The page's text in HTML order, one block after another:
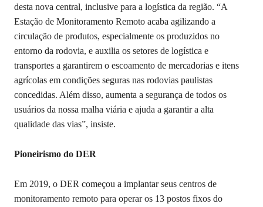
desta nova central, inclusive para a logística da região. “A
Estação de Monitoramento Remoto acaba agilizando a
circulação de produtos, especialmente os produzidos no
entorno da rodovia, e auxilia os setores de logística e
transportes a garantirem o escoamento de mercadorias e itens
agrícolas em condições seguras nas rodovias paulistas
concedidas. Além disso, aumenta a segurança de todos os
usuários da nossa malha viária e ajuda a garantir a alta
qualidade das vias”, insiste.
Pioneirismo do DER
Em 2019, o DER começou a implantar seus centros de
monitoramento remoto para operar os 13 postos fixos do